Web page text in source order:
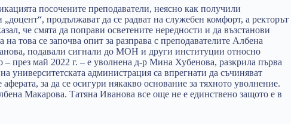
посочените преподаватели, неясно как получили
продължават да се радват на служебен комфорт, а ректорът
че смята да поправи осветените нередности и да възстанови
на това се започва опит за разправа с преподавателите Албена
подавали сигнали до МОН и други институции относно
– през май 2022 г. – е уволнена д-р Мина Хубенова, разкрила първа
университетската администрация са впрегнати да съчиняват
за да се осигури някакво основание за тяхното уволнение.
Макарова. Татяна Иванова все още не е единствено защото е в